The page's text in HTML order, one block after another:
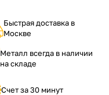
Быстрая доставка в
Москве
Металл всегда в наличии
на складе
Счет за 30 минут